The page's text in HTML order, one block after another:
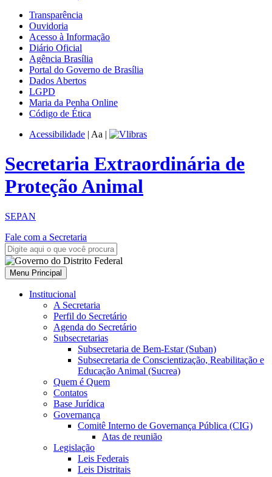
Transparência
Ouvidoria
Acesso à Informação
Diário Oficial
Agência Brasília
Portal do Governo de Brasília
Dados Abertos
LGPD
Maria da Penha Online
Código de Ética
Acessibilidade | Aa |
Secretaria Extraordinária de
Proteção Animal
SEPAN
Fale com a Secretaria
Menu Principal
Institucional
A Secretaria
Perfil do Secretário
Agenda do Secretário
Subsecretarias
Subsecretaria de Bem-Estar (Suban)
Subsecretaria de Conscientização, Reabilitação e
Educação Animal (Sucrea)
Quem é Quem
Contatos
Base Jurídica
Governança
Comitê Interno de Governança Pública (CIG)
Atas de reunião
Legislação
Leis Federais
Leis Distritais